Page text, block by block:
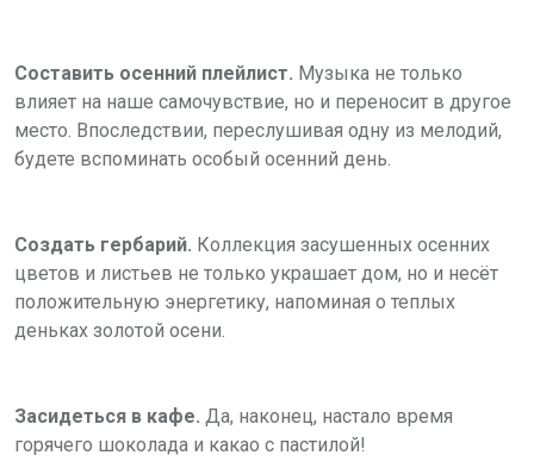
Составить осенний плейлист. Музыка не только
влияет на наше самочувствие, но и переносит в другое
место. Впоследствии, переслушивая одну из мелодий,
будете вспоминать особый осенний день.
Создать гербарий. Коллекция засушенных осенних
цветов и листьев не только украшает дом, но и несёт
положительную энергетику, напоминая о теплых
деньках золотой осени.
Засидеться в кафе. Да, наконец, настало время
горячего шоколада и какао с пастилой!